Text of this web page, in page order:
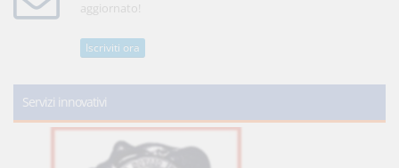
aggiornato!
Iscriviti ora
Servizi innovativi